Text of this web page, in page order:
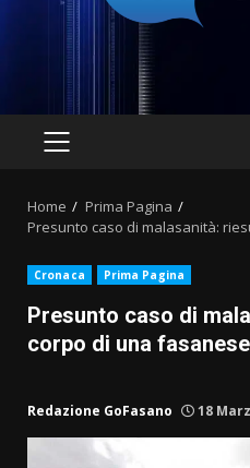
PRIMARY
Home
Prima Pagina
Presunto caso di malasanità:
Cronaca Prima Pagina
Presunto caso di
corpo di una fasanese
Redazione GoFasano 18